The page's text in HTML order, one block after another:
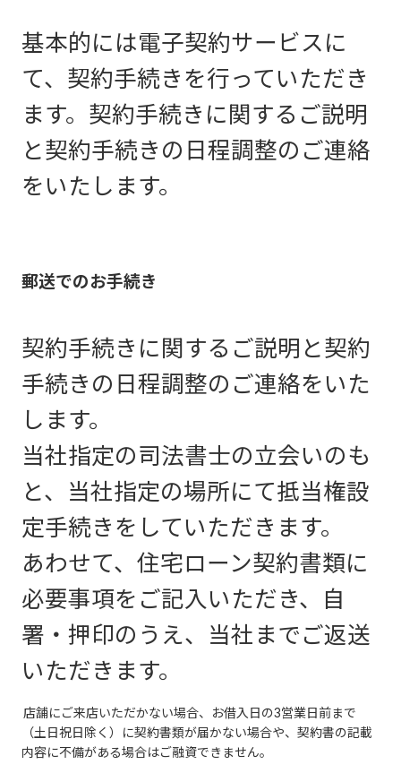
基本的には電子契約サービスに
て、契約手続きを行っていただき
ます。契約手続きに関するご説明
と契約手続きの日程調整のご連絡
をいたします。
郵送でのお手続き
契約手続きに関するご説明と契約
手続きの日程調整のご連絡をいた
します。
当社指定の司法書士の立会いのも
と、当社指定の場所にて抵当権設
定手続きをしていただきます。
あわせて、住宅ローン契約書類に
必要事項をご記入いただき、自
署・押印のうえ、当社までご返送
いただきます。
店舗にご来店いただかない場合、お借入日の3営業日前まで
（土日祝日除く）に契約書類が届かない場合や、契約書の記載
内容に不備がある場合はご融資できません。